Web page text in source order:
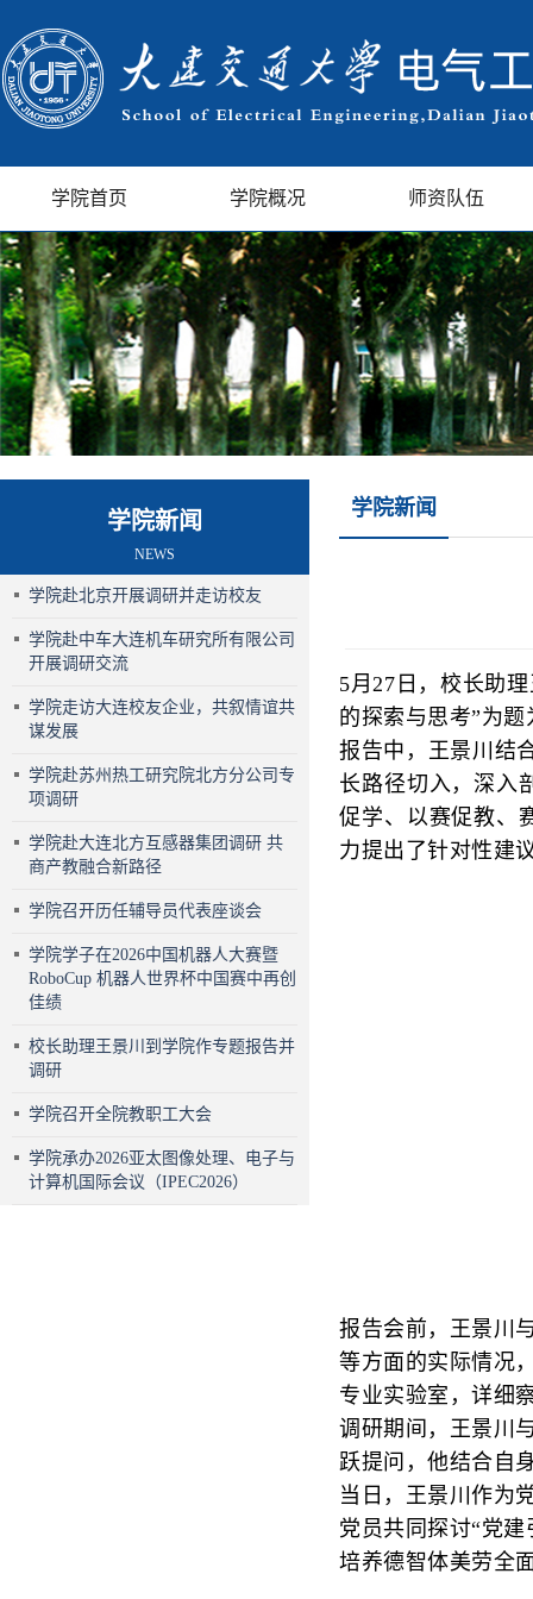
学院首页 学院概况 师资队伍
学院新闻
NEWS
学院赴北京开展调研并走访校友
学院赴中车大连机车研究所有限公司
开展调研交流
学院走访大连校友企业，共叙情谊共
谋发展
学院赴苏州热工研究院北方分公司专
项调研
学院赴大连北方互感器集团调研 共
商产教融合新路径
学院召开历任辅导员代表座谈会
学院学子在2026中国机器人大赛暨
RoboCup 机器人世界杯中国赛中再创
佳绩
校长助理王景川到学院作专题报告并
调研
学院召开全院教职工大会
学院承办2026亚太图像处理、电子与
计算机国际会议（IPEC2026）
学院新闻
5月27日，校长助
的探索与思考”为
报告中，王景川结
长路径切入，深入
促学、以赛促教、
力提出了针对性建
报告会前，王景川
等方面的实际情况
专业实验室，详细
调研期间，王景川
跃提问，他结合自
当日，王景川作为
党员共同探讨“党
培养德智体美劳全